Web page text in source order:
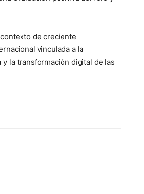
de creciente
vinculada a la
la transformación digital de las